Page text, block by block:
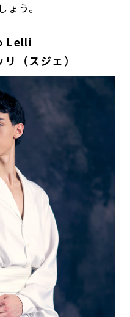
う。
Lelli
（スジェ）